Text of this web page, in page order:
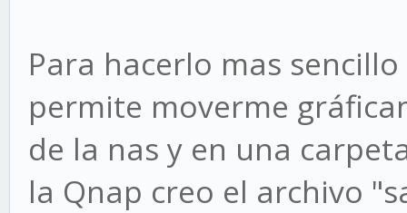
Para hacerlo mas
permite moverme
de la nas y en una
la Qnap creo el archivo